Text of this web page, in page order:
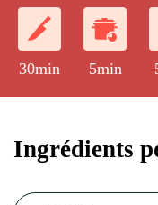
30min 5min
Ingrédients